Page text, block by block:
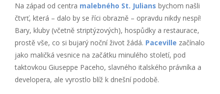
Na západ od centra malebného St. Julians bychom našli
čtvrť, která – dalo by se říci obrazně – opravdu nikdy nespí!
Bary, kluby (včetně striptýzových), hospůdky a restaurace,
prostě vše, co si bujarý noční život žádá. Paceville začínalo
jako maličká vesnice na začátku minulého století, pod
taktovkou Giuseppe Paceho, slavného italského právníka a
developera, ale vyrostlo blíž k dnešní podobě.